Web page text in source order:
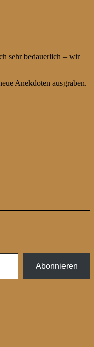
sehr bedauerlich – wir
Anekdoten ausgraben.
Abonnieren